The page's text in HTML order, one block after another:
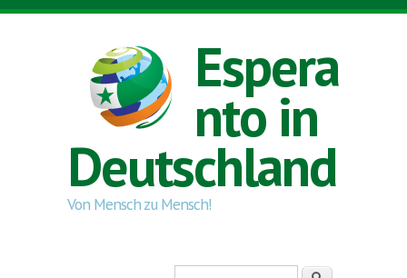
Direkt zum Inhalt
Espera
nto in
Deutschland
Von Mensch zu Mensch!